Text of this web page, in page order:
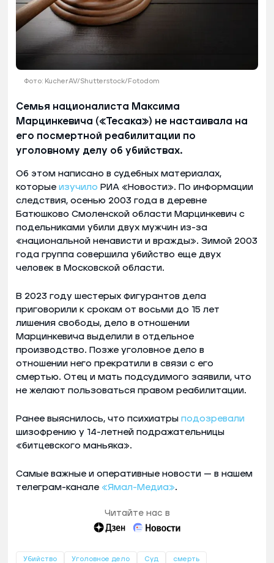
Фото: KucherAV/Shutterstock/Fotodom
Семья националиста Максима
Марцинкевича («Тесака») не настаивала на
его посмертной реабилитации по
уголовному делу об убийствах.
Об этом написано в судебных материалах,
которые изучило РИА «Новости». По информации
следствия, осенью 2003 года в деревне
Батюшково Смоленской области Марцинкевич с
подельниками убили двух мужчин из-за
«национальной ненависти и вражды». Зимой 2003
года группа совершила убийство еще двух
человек в Московской области.
В 2023 году шестерых фигурантов дела
приговорили к срокам от восьми до 15 лет
лишения свободы, дело в отношении
Марцинкевича выделили в отдельное
производство. Позже уголовное дело в
отношении него прекратили в связи с его
смертью. Отец и мать подсудимого заявили, что
не желают пользоваться правом реабилитации.
Ранее выяснилось, что психиатры подозревали
шизофрению у 14-летней подражательницы
«битцевского маньяка».
Самые важные и оперативные новости — в нашем
телеграм-канале «Ямал-Медиа».
Читайте нас в
Убийство Уголовное дело Суд смерть